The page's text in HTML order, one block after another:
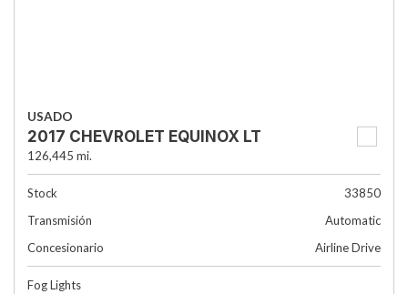
USADO
2017 CHEVROLET EQUINOX LT
126,445 mi.
Stock
33850
Transmisión
Automatic
Concesionario
Airline Drive
Fog Lights